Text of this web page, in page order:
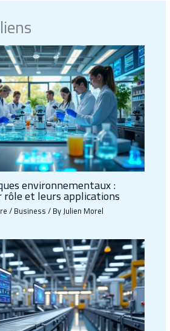
environnementaux :
et leurs applications
/Business/ ByJulien Morel